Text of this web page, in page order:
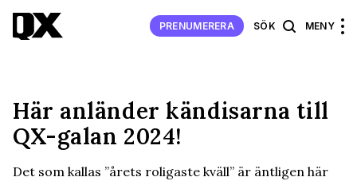
PRENUMERERA SÖK MENY
Här anländer kändisarna till
QX-galan 2024!
Det som kallas ”årets roligaste kväll” är äntligen här